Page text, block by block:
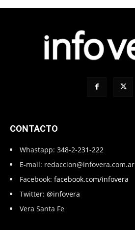
CONTACTO
Whastapp: 348-2-231-222
E-mail: redaccion@infovera.com.ar
Facebook: facebook.com/infovera
Twitter: @infovera
Vera Santa Fe